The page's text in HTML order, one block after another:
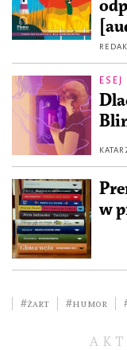
w
#żart #humor